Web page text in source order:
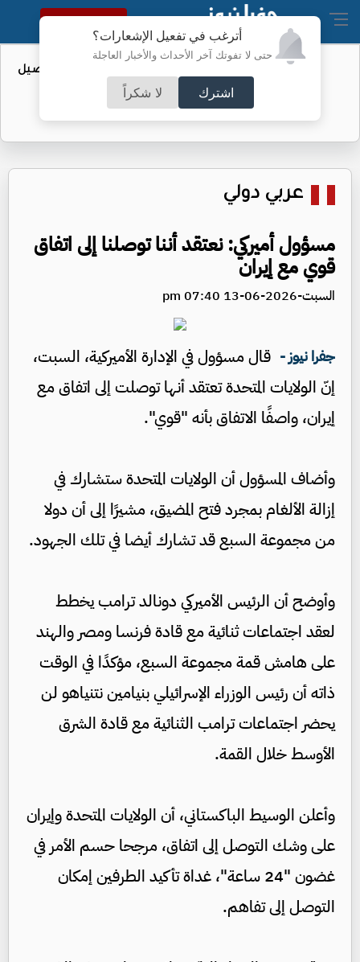
أترغب في تفعيل الإشعارات؟
حتى لا تفوتك آخر الأحداث والأخبار العاجلة
اشترك لا شكراً
النسخة الكاملة
عطاء حكومي لتعزيز مخزون النفط - تفاصيل
عربي دولي
مسؤول أميركي: نعتقد أننا توصلنا إلى اتفاق
قوي مع إيران
السبت-2026-06-13 07:40 pm
جفرا نيوز - قال مسؤول في الإدارة الأميركية، السبت،
إنّ الولايات المتحدة تعتقد أنها توصلت إلى اتفاق مع
إيران، واصفًا الاتفاق بأنه "قوي".
وأضاف المسؤول أن الولايات المتحدة ستشارك في
إزالة الألغام بمجرد فتح المضيق، مشيرًا إلى أن دولا
من مجموعة السبع قد تشارك أيضا في تلك الجهود.
وأوضح أن الرئيس الأميركي دونالد ترامب يخطط
لعقد اجتماعات ثنائية مع قادة فرنسا ومصر والهند
على هامش قمة مجموعة السبع، مؤكدًا في الوقت
ذاته أن رئيس الوزراء الإسرائيلي بنيامين نتنياهو لن
يحضر اجتماعات ترامب الثنائية مع قادة الشرق
الأوسط خلال القمة.
وأعلن الوسيط الباكستاني، أن الولايات المتحدة وإيران
على وشك التوصل إلى اتفاق، مرجحا حسم الأمر في
غضون "24 ساعة"، غداة تأكيد الطرفين إمكان
التوصل إلى تفاهم.